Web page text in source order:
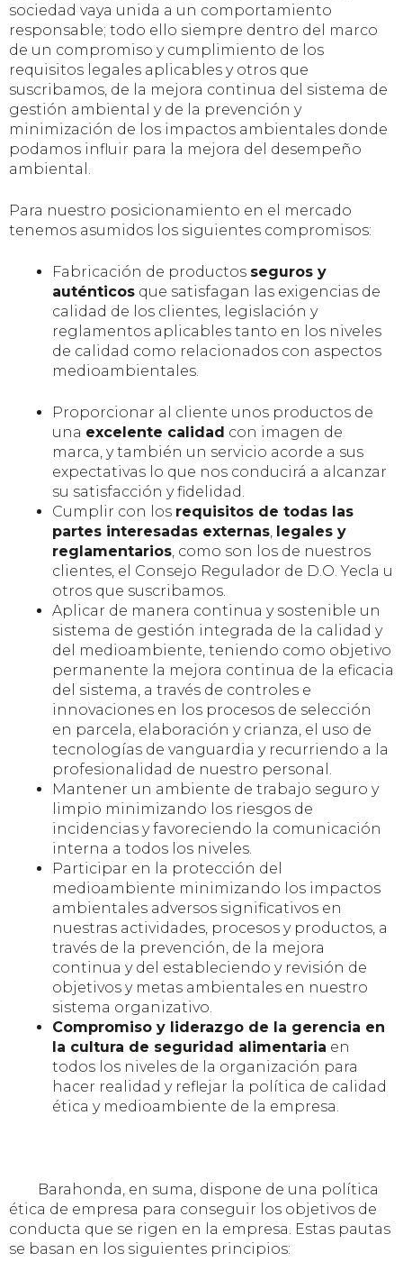
sociedad vaya unida a un comportamiento
responsable; todo ello siempre dentro del marco
de un compromiso y cumplimiento de los
requisitos legales aplicables y otros que
suscribamos, de la mejora continua del sistema de
gestión ambiental y de la prevención y
minimización de los impactos ambientales donde
podamos influir para la mejora del desempeño
ambiental.
Para nuestro posicionamiento en el mercado
tenemos asumidos los siguientes compromisos:
Fabricación de productos seguros y
auténticos que satisfagan las exigencias de
calidad de los clientes, legislación y
reglamentos aplicables tanto en los niveles
de calidad como relacionados con aspectos
medioambientales.
Proporcionar al cliente unos productos de
una excelente calidad con imagen de
marca, y también un servicio acorde a sus
expectativas lo que nos conducirá a alcanzar
su satisfacción y fidelidad.
Cumplir con los requisitos de todas las
partes interesadas externas, legales y
reglamentarios, como son los de nuestros
clientes, el Consejo Regulador de D.O. Yecla u
otros que suscribamos.
Aplicar de manera continua y sostenible un
sistema de gestión integrada de la calidad y
del medioambiente, teniendo como objetivo
permanente la mejora continua de la eficacia
del sistema, a través de controles e
innovaciones en los procesos de selección
en parcela, elaboración y crianza, el uso de
tecnologías de vanguardia y recurriendo a la
profesionalidad de nuestro personal.
Mantener un ambiente de trabajo seguro y
limpio minimizando los riesgos de
incidencias y favoreciendo la comunicación
interna a todos los niveles.
Participar en la protección del
medioambiente minimizando los impactos
ambientales adversos significativos en
nuestras actividades, procesos y productos, a
través de la prevención, de la mejora
continua y del estableciendo y revisión de
objetivos y metas ambientales en nuestro
sistema organizativo.
Compromiso y liderazgo de la gerencia en
la cultura de seguridad alimentaria en
todos los niveles de la organización para
hacer realidad y reflejar la política de calidad
ética y medioambiente de la empresa.
Barahonda, en suma, dispone de una política
ética de empresa para conseguir los objetivos de
conducta que se rigen en la empresa. Estas pautas
se basan en los siguientes principios: